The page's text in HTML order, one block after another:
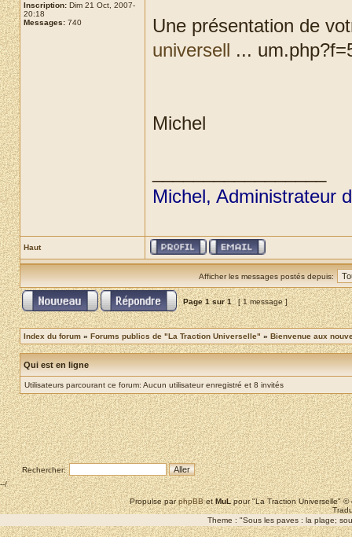
Inscription: Dim 21 Oct, 2007-
20:18
Messages: 740
Une présentation de
universell ...
Michel
Michel, Administrateur
Haut
Afficher les messages postés depuis:
Page1sur1 [ 1 message ]
Index du forum » Forums publics de "La Traction Universelle" » Bienvenue aux
Qui est en ligne
Utilisateurs parcourant ce forum: Aucun utilisateur enregistré et 8 invités
Rechercher:
--/
Propulse parphpBBetMuLpour "La Traction Universelle"
Theme : "Sous les paves : la plage;